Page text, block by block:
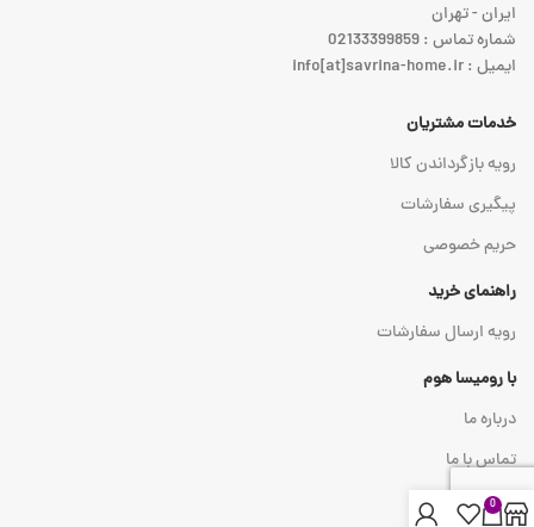
ایران - تهران
شماره تماس : 02133399859
ایمیل : info[at]savrina-home.ir
خدمات مشتریان
رویه بازگرداندن کالا
پیگیری سفارشات
حریم خصوصی
راهنمای خرید
رویه ارسال سفارشات
با رومیسا هوم
درباره ما
تماس با ما
0